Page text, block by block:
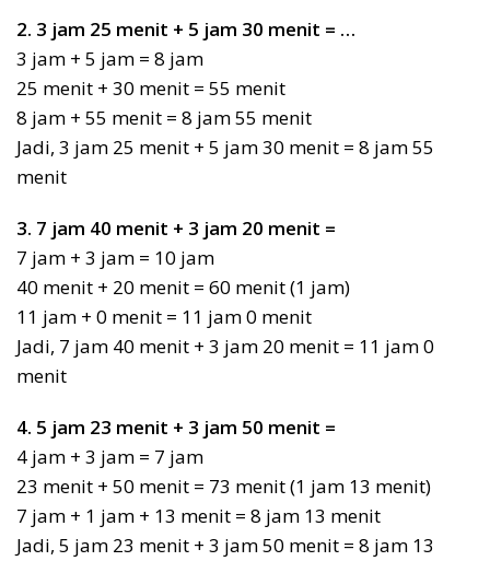
2. 3 jam 25 menit + 5 jam 30 menit = …
3 jam + 5 jam = 8 jam
25 menit + 30 menit = 55 menit
8 jam + 55 menit = 8 jam 55 menit
Jadi, 3 jam 25 menit + 5 jam 30 menit = 8 jam 55
menit
3. 7 jam 40 menit + 3 jam 20 menit =
7 jam + 3 jam = 10 jam
40 menit + 20 menit = 60 menit (1 jam)
11 jam + 0 menit = 11 jam 0 menit
Jadi, 7 jam 40 menit + 3 jam 20 menit = 11 jam 0
menit
4. 5 jam 23 menit + 3 jam 50 menit =
4 jam + 3 jam = 7 jam
23 menit + 50 menit = 73 menit (1 jam 13 menit)
7 jam + 1 jam + 13 menit = 8 jam 13 menit
Jadi, 5 jam 23 menit + 3 jam 50 menit = 8 jam 13